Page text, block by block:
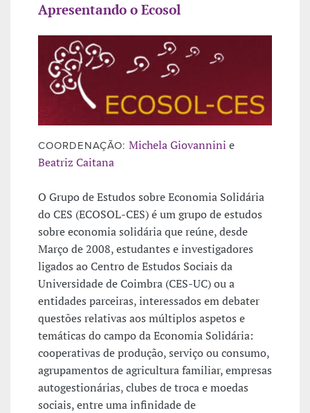
Apresentando o Ecosol
COORDENAÇÃO: Michela Giovannini e
Beatriz Caitana
O Grupo de Estudos sobre Economia Solidária
do CES (ECOSOL-CES) é um grupo de estudos
sobre economia solidária que reúne, desde
Março de 2008, estudantes e investigadores
ligados ao Centro de Estudos Sociais da
Universidade de Coimbra (CES-UC) ou a
entidades parceiras, interessados em debater
questões relativas aos múltiplos aspetos e
temáticas do campo da Economia Solidária:
cooperativas de produção, serviço ou consumo,
agrupamentos de agricultura familiar, empresas
autogestionárias, clubes de troca e moedas
sociais, entre uma infinidade de